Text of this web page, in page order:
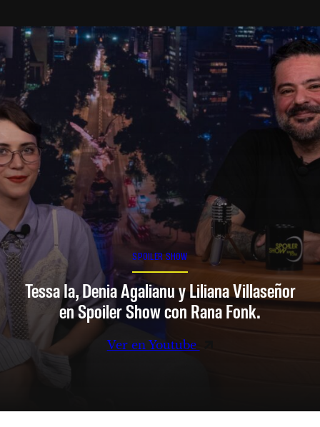
SPOILER SHOW
Tessa Ia, Denia Agalianu y Liliana Villaseñor
en Spoiler Show con Rana Fonk.
Ver en Youtube